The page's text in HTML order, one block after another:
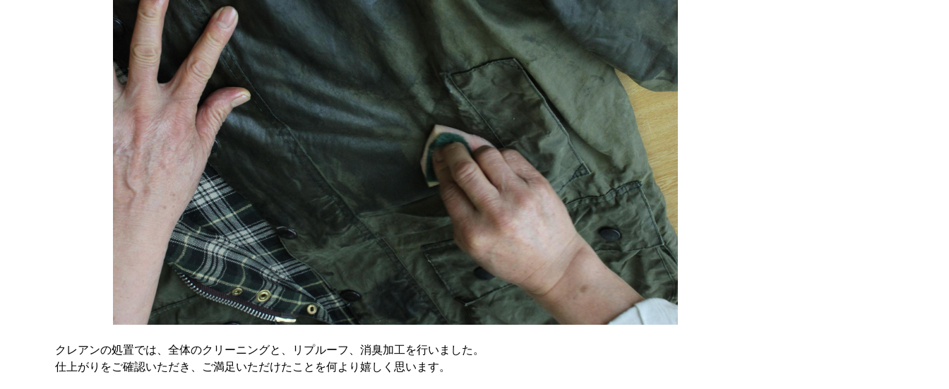
クレアンの処置では、全体のクリーニングと、リプルーフ、消臭加工を行いました。
仕上がりをご確認いただき、ご満足いただけたことを何より嬉しく思います。